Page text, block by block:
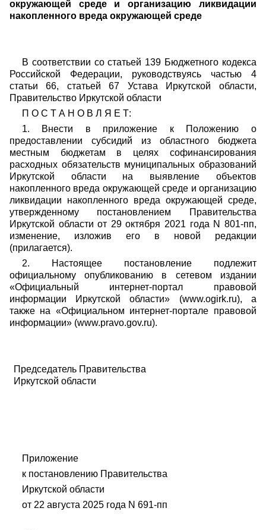
окружающей среде и организацию ликвидации
накопленного вреда окружающей среде
В соответствии со статьей 139 Бюджетного кодекса
Российской Федерации, руководствуясь частью 4
статьи 66, статьей 67 Устава Иркутской области,
Правительство Иркутской области
П О С Т А Н О В Л Я Е Т:
1. Внести в приложение к Положению о
предоставлении субсидий из областного бюджета
местным бюджетам в целях софинансирования
расходных обязательств муниципальных образований
Иркутской области на выявление объектов
накопленного вреда окружающей среде и организацию
ликвидации накопленного вреда окружающей среде,
утвержденному постановлением Правительства
Иркутской области от 29 октября 2021 года N 801-пп,
изменение, изложив его в новой редакции
(прилагается).
2. Настоящее постановление подлежит
официальному опубликованию в сетевом издании
«Официальный интернет-портал правовой
информации Иркутской области» (www.ogirk.ru), а
также на «Официальном интернет-портале правовой
информации» (www.pravo.gov.ru).
Председатель Правительства
Иркутской области
Приложение
к постановлению Правительства
Иркутской области
от 22 августа 2025 года N 691-пп